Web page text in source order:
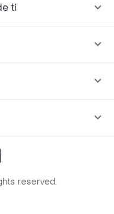
ti
reserved.